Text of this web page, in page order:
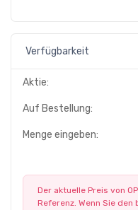
Verfügbarkeit
Aktie:
Auf Bestellung:
Menge eingeben:
Der aktuelle Preis von
Referenz. Wenn Sie